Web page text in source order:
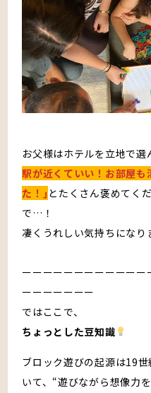
お父様はホテルを立地で選
駅が近くていい！お部屋も
た！｣ とたくさん褒めてく
で…！
凄くうれしい気持ちになり
ーーーーーーーーーーー
ーーーーーーー
ではここで、
ちょっとした豆知識
ブロック遊びの起源は19
いて、“遊びながら想像力